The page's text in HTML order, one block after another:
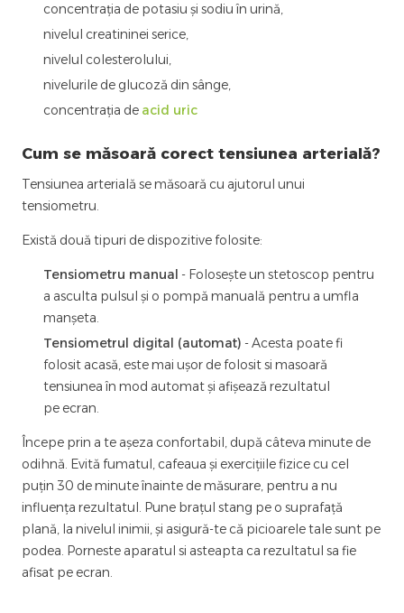
concentrația de potasiu și sodiu în urină,
nivelul creatininei serice,
nivelul colesterolului,
nivelurile de glucoză din sânge,
concentrația de acid uric
Cum se măsoară corect tensiunea arterială?
Tensiunea arterială se măsoară cu ajutorul unui
tensiometru.
Există două tipuri de dispozitive folosite:
Tensiometru manual - Folosește un stetoscop pentru
a asculta pulsul și o pompă manuală pentru a umfla
manșeta.
Tensiometrul digital (automat) - Acesta poate fi
folosit acasă, este mai ușor de folosit si masoară
tensiunea în mod automat și afișează rezultatul
pe ecran.
Începe prin a te așeza confortabil, după câteva minute de
odihnă. Evită fumatul, cafeaua și exercițiile fizice cu cel
puțin 30 de minute înainte de măsurare, pentru a nu
influența rezultatul. Pune brațul stang pe o suprafață
plană, la nivelul inimii, și asigură-te că picioarele tale sunt pe
podea. Porneste aparatul si asteapta ca rezultatul sa fie
afisat pe ecran.